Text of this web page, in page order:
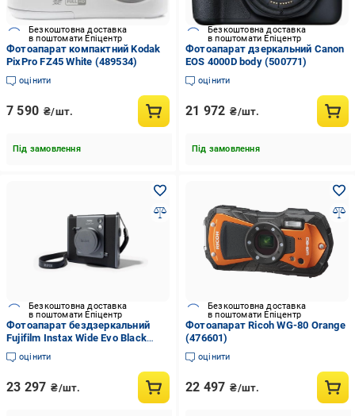
Безкоштовна доставка
в поштомати Епіцентр
Фотоапарат компактний Kodak
PixPro FZ45 White (489534)
оцінити
7 590 ₴/шт.
Під замовлення
Безкоштовна доставка
в поштомати Епіцентр
Фотоапарат дзеркальний Canon
EOS 4000D body (500771)
оцінити
21 972 ₴/шт.
Під замовлення
Безкоштовна доставка
в поштомати Епіцентр
Фотоапарат бездзеркальний
Fujifilm Instax Wide Evo Black
(572200)
оцінити
23 297 ₴/шт.
Безкоштовна доставка
в поштомати Епіцентр
Фотоапарат Ricoh WG-80 Orange
(476601)
оцінити
22 497 ₴/шт.